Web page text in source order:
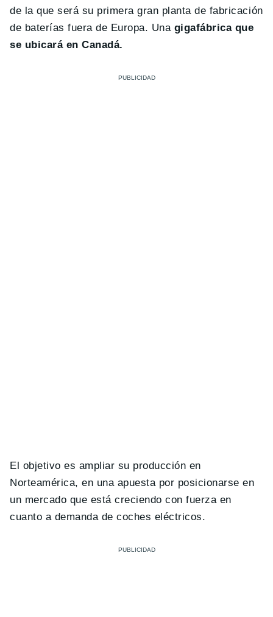
de la que será su primera gran planta de fabricación
de baterías fuera de Europa. Una gigafábrica que
se ubicará en Canadá.
El objetivo es ampliar su producción en
Norteamérica, en una apuesta por posicionarse en
un mercado que está creciendo con fuerza en
cuanto a demanda de coches eléctricos.